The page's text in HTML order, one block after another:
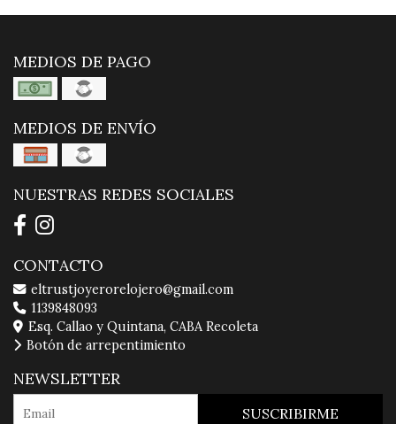
MEDIOS DE PAGO
MEDIOS DE ENVÍO
NUESTRAS REDES SOCIALES
CONTACTO
eltrustjoyerorelojero@gmail.com
1139848093
Esq. Callao y Quintana, CABA Recoleta
Botón de arrepentimiento
NEWSLETTER
SUSCRIBIRME